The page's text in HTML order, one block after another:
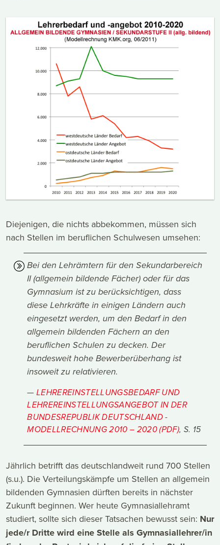
Diejenigen, die nichts abbekommen, müssen sich
nach Stellen im beruflichen Schulwesen umsehen:
Bei den Lehrämtern für den Sekundarbereich
II (allgemein bildende Fächer) oder für das
Gymnasium ist zu berücksichtigen, dass
diese Lehrkräfte in einigen Ländern auch
eingesetzt werden, um den Bedarf in den
allgemein bildenden Fächern an den
beruflichen Schulen zu decken. Der
bundesweit hohe Bewerberüberhang ist
insoweit zu relativieren.
LEHREREINSTELLUNGSBEDARF UND
LEHREREINSTELLUNGSANGEBOT IN DER
BUNDESREPUBLIK DEUTSCHLAND -
MODELLRECHNUNG 2010 – 2020 (PDF), S. 15
Jährlich betrifft das deutschlandweit rund 700 Stellen
(s.u.). Die Verteilungskämpfe um Stellen an allgemein
bildenden Gymnasien dürften bereits in nächster
Zukunft beginnen. Wer heute Gymnasiallehramt
studiert, sollte sich dieser Tatsachen bewusst sein: Nur
jede/r Dritte wird eine Stelle als Gymnasiallehrer/in